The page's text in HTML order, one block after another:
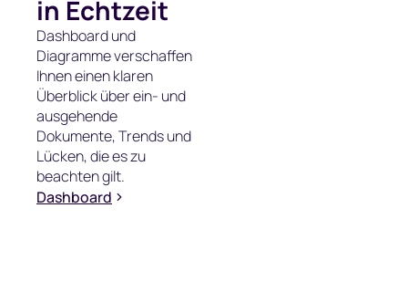
in Echtzeit
Dashboard und
Diagramme verschaffen
Ihnen einen klaren
Überblick über ein- und
ausgehende
Dokumente, Trends und
Lücken, die es zu
beachten gilt.
Dashboard